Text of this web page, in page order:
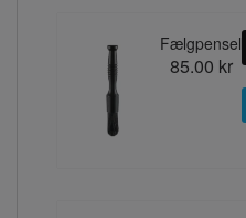
Fælgpensel
85.00 kr